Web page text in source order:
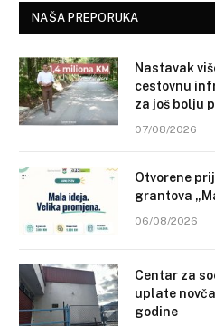
NAŠA PREPORUKA
Nastavak
cestovnu
za još bolju
07/08/2026
Otvorene
grantova
06/08/2026
Centar za
uplate
godine